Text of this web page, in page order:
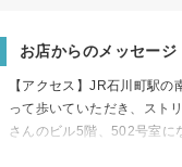
お店からのメッセージ
【アクセス】JR石川町駅
って歩いていただき、スト
さんのビル5階、502号室に